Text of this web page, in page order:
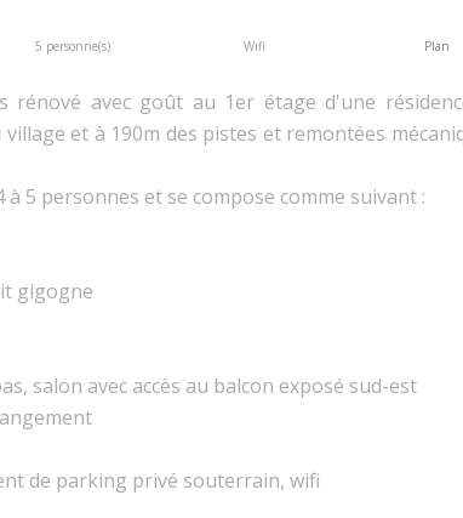
5 personne(s) Wifi Plan
rénové avec goût au 1er étage d'une
et à 190m des pistes et remontées
5 personnes et se compose comme suivant :
gigogne
salon avec accès au balcon exposé sud-est
de parking privé souterrain, wifi